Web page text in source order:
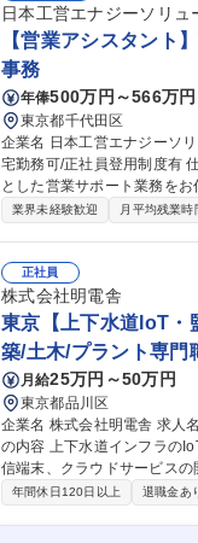
日本工営エナジーソリュ
【営業アシスタント
事務
年俸500万円～566万円
東京都千代田区
企業名 日本工営エナジーソリューションズ株式会社 求人名 【
宅勤務可/正社員登用制度有 仕事の内容 主に官公庁向けの海外営業を担当する部署です。プロポーザル作成を中心
とした営業サポート業務を
るポジションです。 【詳細】■プロポーザル作成:過去のデータを活用した提案書類の作成、顧客指定様式への加
の調整業務(和英対応含む) ■契約関連
ト】英語スキルを活かして活
業界未経験歓迎 月平均残業
正社員
株式会社明電舎
東京【上下水道IoT・
築/土木/プラント専門
月給25万円～50万円
東京都品川区
企業名 株式会社明電舎 求人名 東京【上下水道IoT・監視システムの研究開発業務】プライム上場/福利厚生◎ 仕事
の内容 上下水道インフラの
信端末、クラウドサービスの開発及び
視用IoTデバイスの設計・開
検証■現地での導入・現地納
年間休日120日以上 退職金あ